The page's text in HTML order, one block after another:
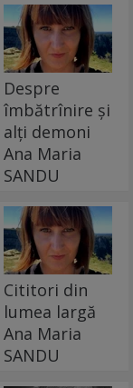
Despre
îmbătrînire și
alți demoni
Ana Maria
SANDU
Cititori din
lumea largă
Ana Maria
SANDU